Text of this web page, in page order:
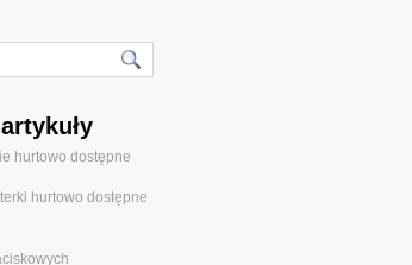
hurtowo dostępne
hurtowo dostępne